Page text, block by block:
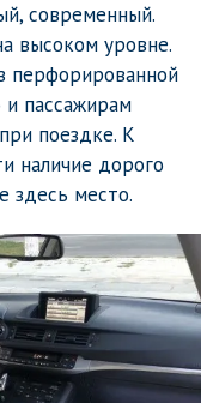
современный.
высоком уровне.
перфорированной
пассажирам
поездке. К
наличие дорого
здесь место.